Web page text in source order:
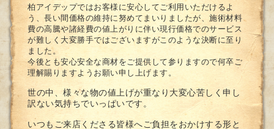
柏アイデップではお客様に安心してご利用いただけるよ
う、長い間価格の維持に努めてまいりましたが、施術材料
費の高騰や諸経費の値上がりに伴い現行価格でのサービス
が難しく大変勝手ではございますがこのような決断に至り
ました。
今後とも安心安全な商材をご提供して参りますので何卒ご
理解賜りますようお願い申し上げます。
世の中、様々な物の値上げが重なり大変心苦しく申し
訳ない気持ちでいっぱいです。
いつもご来店くださる皆様へご負担をおかけする形と